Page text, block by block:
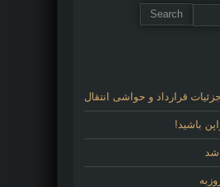
قرارداد و حواشی انتقال
باشید!
شد